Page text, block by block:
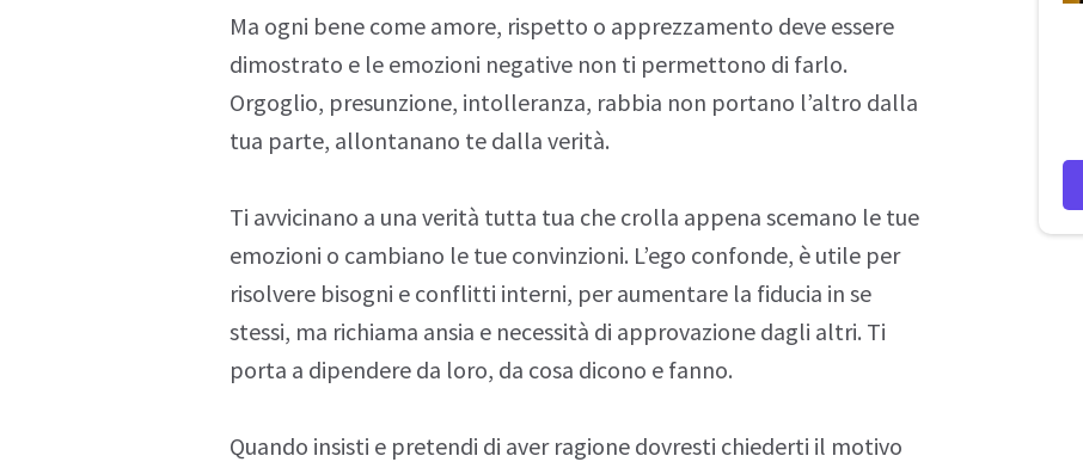
Ma ogni bene come amore, rispetto o apprezzamento deve essere
dimostrato e le emozioni negative non ti permettono di farlo.
Orgoglio, presunzione, intolleranza, rabbia non portano l’altro dalla
tua parte, allontanano te dalla verità.
Ti avvicinano a una verità tutta tua che crolla appena scemano le tue
emozioni o cambiano le tue convinzioni. L’ego confonde, è utile per
risolvere bisogni e conflitti interni, per aumentare la fiducia in se
stessi, ma richiama ansia e necessità di approvazione dagli altri. Ti
porta a dipendere da loro, da cosa dicono e fanno.
Quando insisti e pretendi di aver ragione dovresti chiederti il motivo